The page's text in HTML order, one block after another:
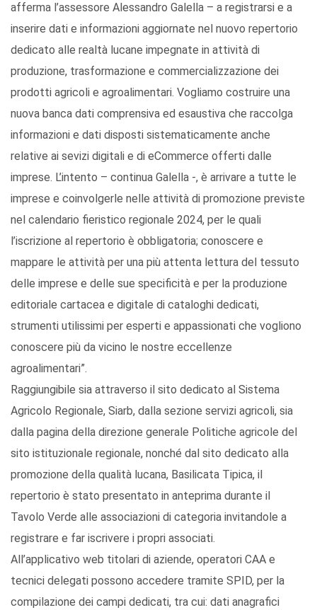
afferma l’assessore Alessandro Galella – a registrarsi e a
inserire dati e informazioni aggiornate nel nuovo repertorio
dedicato alle realtà lucane impegnate in attività di
produzione, trasformazione e commercializzazione dei
prodotti agricoli e agroalimentari. Vogliamo costruire una
nuova banca dati comprensiva ed esaustiva che raccolga
informazioni e dati disposti sistematicamente anche
relative ai sevizi digitali e di eCommerce offerti dalle
imprese. L’intento – continua Galella -, è arrivare a tutte le
imprese e coinvolgerle nelle attività di promozione previste
nel calendario fieristico regionale 2024, per le quali
l’iscrizione al repertorio è obbligatoria; conoscere e
mappare le attività per una più attenta lettura del tessuto
delle imprese e delle sue specificità e per la produzione
editoriale cartacea e digitale di cataloghi dedicati,
strumenti utilissimi per esperti e appassionati che vogliono
conoscere più da vicino le nostre eccellenze
agroalimentari”.
Raggiungibile sia attraverso il sito dedicato al Sistema
Agricolo Regionale, Siarb, dalla sezione servizi agricoli, sia
dalla pagina della direzione generale Politiche agricole del
sito istituzionale regionale, nonché dal sito dedicato alla
promozione della qualità lucana, Basilicata Tipica, il
repertorio è stato presentato in anteprima durante il
Tavolo Verde alle associazioni di categoria invitandole a
registrare e far iscrivere i propri associati.
All’applicativo web titolari di aziende, operatori CAA e
tecnici delegati possono accedere tramite SPID, per la
compilazione dei campi dedicati, tra cui: dati anagrafici